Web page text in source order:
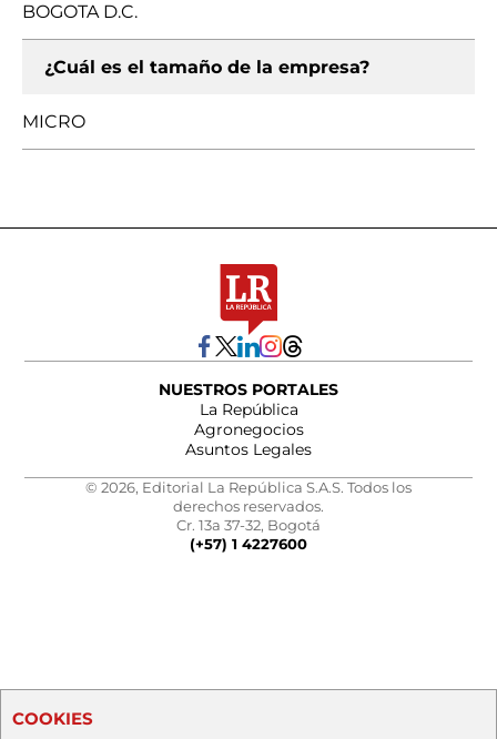
BOGOTA D.C.
¿Cuál es el tamaño de la empresa?
MICRO
NUESTROS PORTALES
La República
Agronegocios
Asuntos Legales
© 2026, Editorial La República S.A.S. Todos los
derechos reservados.
Cr. 13a 37-32, Bogotá
(+57) 1 4227600
COOKIES